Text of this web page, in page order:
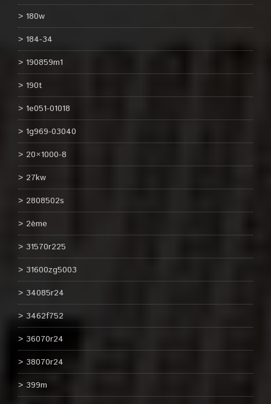
180w
184-34
190859m1
190t
1e051-01018
1g969-03040
20×1000-8
27kw
2808502s
2ème
31570r225
31600zg5003
34085r24
3462f752
36070r24
38070r24
399m